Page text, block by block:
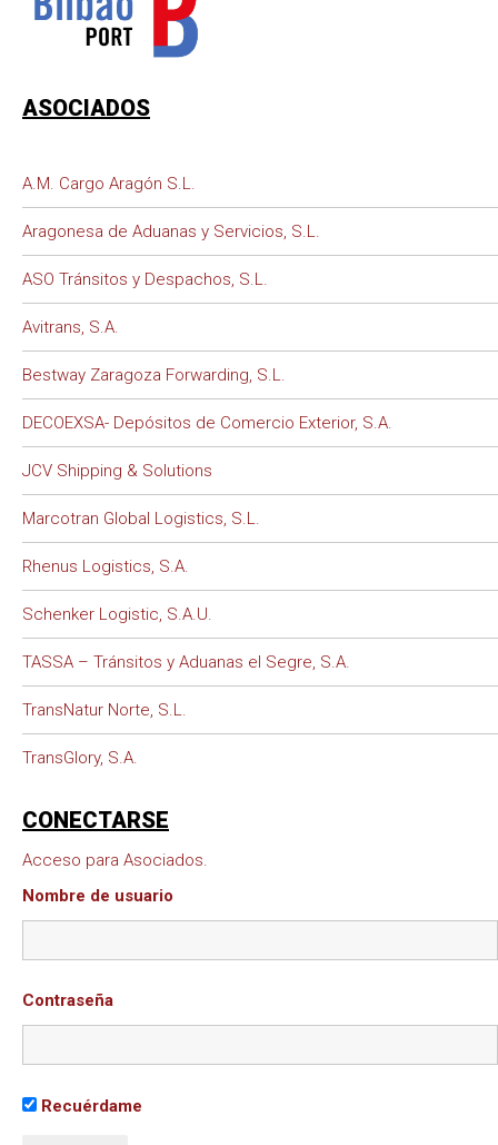
ASOCIADOS
A.M. Cargo Aragón S.L.
Aragonesa de Aduanas y Servicios, S.L.
ASO Tránsitos y Despachos, S.L.
Avitrans, S.A.
Bestway Zaragoza Forwarding, S.L.
DECOEXSA- Depósitos de Comercio Exterior, S.A.
JCV Shipping & Solutions
Marcotran Global Logistics, S.L.
Rhenus Logistics, S.A.
Schenker Logistic, S.A.U.
TASSA – Tránsitos y Aduanas el Segre, S.A.
TransNatur Norte, S.L.
TransGlory, S.A.
CONECTARSE
Acceso para Asociados.
Nombre de usuario
Contraseña
Recuérdame